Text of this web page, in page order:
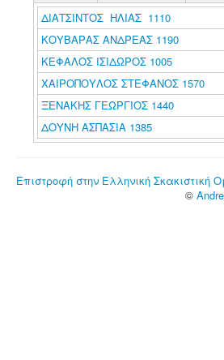
ΔΙΑΤΣΙΝΤΟΣ ΗΛΙΑΣ 1110
ΚΟΥΒΑΡΑΣ ΑΝΔΡΕΑΣ 1190
ΚΕΦΑΛΟΣ ΙΣΙΔΩΡΟΣ 1005
ΧΑΙΡΟΠΟΥΛΟΣ ΣΤΕΦΑΝΟΣ 1570
ΞΕΝΑΚΗΣ ΓΕΩΡΓΙΟΣ 1440
ΔΟΥΝΗ ΑΣΠΑΣΙΑ 1385
Επιστροφή στην Ελληνική Σκακιστική
©